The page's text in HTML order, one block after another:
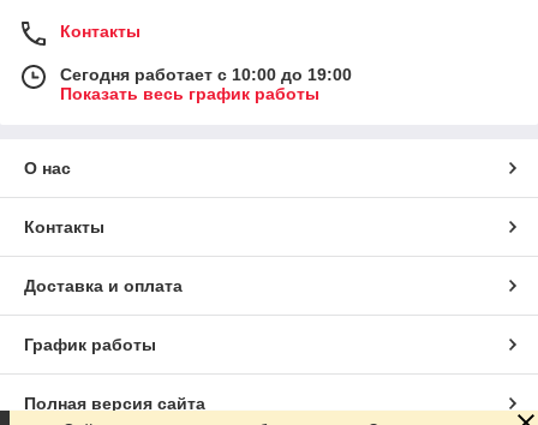
Контакты
Сегодня работает с 10:00 до 19:00
Показать весь график работы
О нас
Контакты
Доставка и оплата
График работы
Полная версия сайта